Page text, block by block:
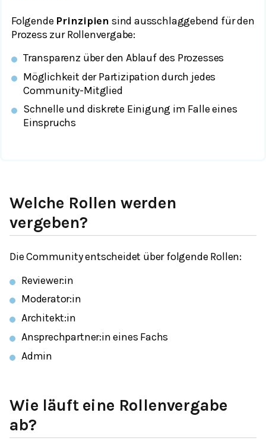
Folgende Prinzipien sind ausschlaggebend für den
Prozess zur Rollenvergabe:
Transparenz über den Ablauf des Prozesses
Möglichkeit der Partizipation durch jedes
Community-Mitglied
Schnelle und diskrete Einigung im Falle eines
Einspruchs
Welche Rollen werden
vergeben?
Die Community entscheidet über folgende Rollen:
Reviewer:in
Moderator:in
Architekt:in
Ansprechpartner:in eines Fachs
Admin
Wie läuft eine Rollenvergabe
ab?